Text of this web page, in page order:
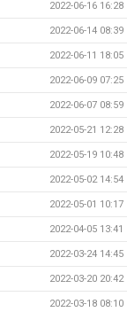
2022-06-16 16:28
2022-06-14 08:39
2022-06-11 18:05
2022-06-09 07:25
2022-06-07 08:59
2022-05-21 12:28
2022-05-19 10:48
2022-05-02 14:54
2022-05-01 10:17
2022-04-05 13:41
2022-03-24 14:45
2022-03-20 20:42
2022-03-18 08:10